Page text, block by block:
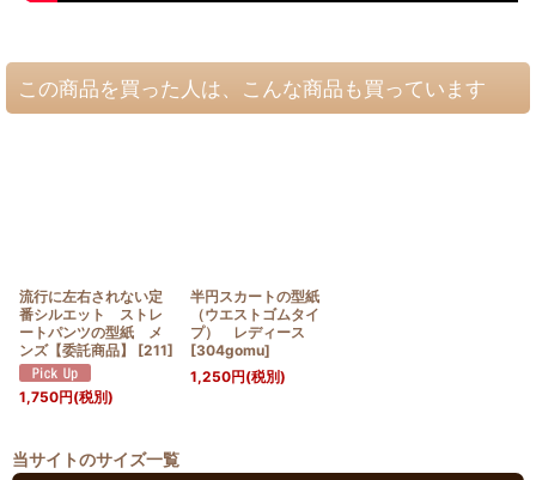
この商品を買った人は、こんな商品も買っています
流行に左右されない定
番シルエット ストレ
ートパンツの型紙 メ
ンズ【委託商品】
[211]
1,750円(税別)
半円スカートの型紙
（ウエストゴムタイ
プ） レディース
[304gomu]
1,250円(税別)
当サイトのサイズ一覧